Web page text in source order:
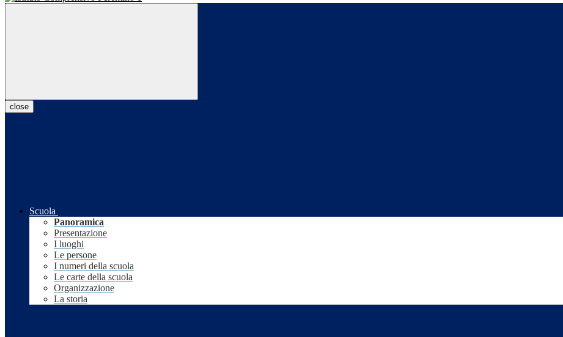
close
Scuola
Panoramica
Presentazione
I luoghi
Le persone
I numeri della scuola
Le carte della scuola
Organizzazione
La storia